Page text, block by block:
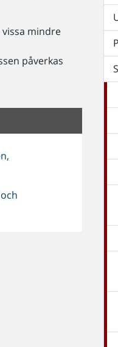
mindre
påverkas